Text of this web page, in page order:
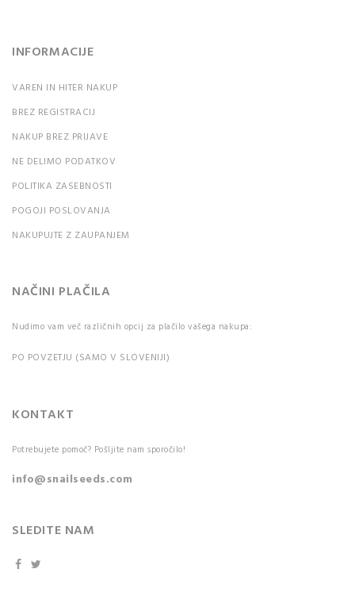
INFORMACIJE
VAREN IN HITER NAKUP
BREZ REGISTRACIJ
NAKUP BREZ PRIJAVE
NE DELIMO PODATKOV
POLITIKA ZASEBNOSTI
POGOJI POSLOVANJA
NAKUPUJTE Z ZAUPANJEM
NAČINI PLAČILA
Nudimo vam več različnih opcij za plačilo vašega nakupa:
PO POVZETJU (SAMO V SLOVENIJI)
KONTAKT
Potrebujete pomoč? Pošljite nam sporočilo!
info@snailseeds.com
SLEDITE NAM